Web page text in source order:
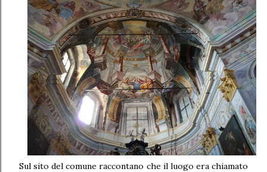
Sul sito del comune raccontano che il luogo era chiamato